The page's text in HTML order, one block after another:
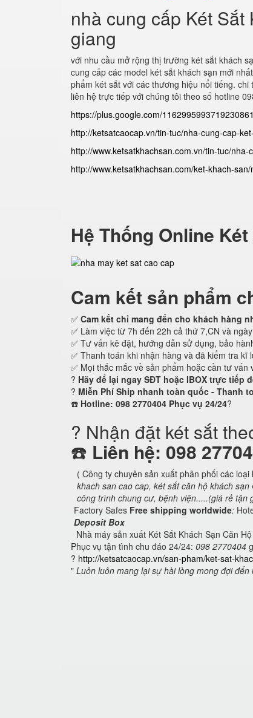
nhà cung cấp Két
giang
với nhu cầu mở rộng thị trường két sắt khách
cung cấp các model két sắt khách sạn mới
phẩm két sắt với các thương hiệu nổi tiếng. chi
liên hệ trực tiếp với chúng tôi theo số hotline
https://plus.google.com/
http://ketsatcaocap.vn/tin-tuc/nha-cung-cap-
http://www.ketsatkhachsan.com.vn/tin-tuc/
http://www.ketsatkhachsan.com/ket-khach-
Hệ Thống Online
Cam kết sản phẩm
✅ Cam kết chỉ mang đến cho khách hàng
✅ Làm việc từ 7h đến 22h cả thứ 7,CN và
✅ Tư vấn kê đặt, hướng dẫn sử dụng, bảo
✅ Thanh toán khi nhận hàng và đã kiểm tra kĩ
✅ Mọi thắc mắc về sản phẩm hoặc cần tư vấn
? Hãy để lại ngay SĐT hoặc IBOX trực tiếp
? Miễn Phí Ship nhanh toàn quốc - Thanh
☎️ Hotline: 098 2770404 Phục vụ 24/24?
? Nhận đặt két sắt
☎️ Liên hệ: 098
( Công ty chuyên sản xuất phân phối các
khach san cao cap, két sắt căn hộ khách sạn
công trình chung cư, bệnh viện.....(giá rẻ tận
Factory Safes Free shipping worldwide:
Deposit Box
Nhà máy sản xuất Két Sắt Khách Sạn Căn
Phục vụ tận tình chu đáo 24/24: 098 2770404
? http://ketsatcaocap.vn/san-pham/ket-sat-
" Luôn luôn mang lại sự hài lòng mong đợi đến